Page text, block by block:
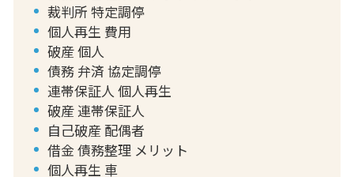
裁判所 特定調停
個人再生 費用
破産 個人
債務 弁済 協定調停
連帯保証人 個人再生
破産 連帯保証人
自己破産 配偶者
借金 債務整理 メリット
個人再生 車